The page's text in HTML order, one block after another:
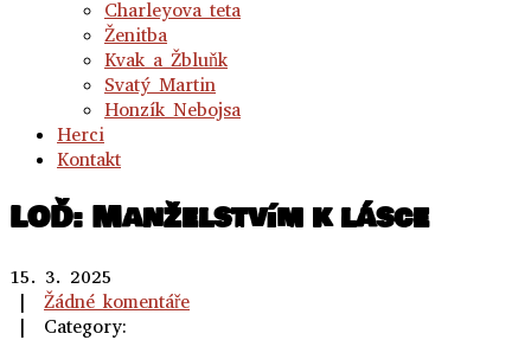
Charleyova teta
Ženitba
Kvak a Žbluňk
Svatý Martin
Honzík Nebojsa
Herci
Kontakt
LOĎ: Manželstvím k lásce
15. 3. 2025
| Žádné komentáře
| Category: